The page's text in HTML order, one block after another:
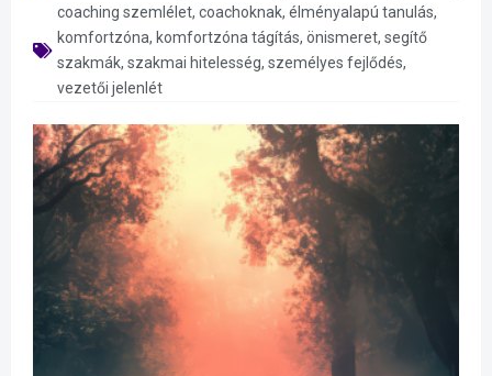
coaching szemlélet, coachoknak, élményalapú tanulás,
komfortzóna, komfortzóna tágítás, önismeret, segítő
szakmák, szakmai hitelesség, személyes fejlődés,
vezetői jelenlét